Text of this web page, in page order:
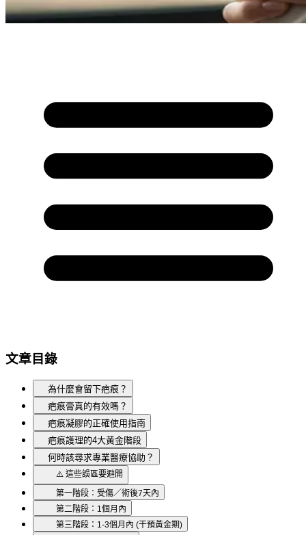
文章目錄
為什麼會留下疤痕？
疤痕膏真的有效嗎？
疤痕凝膠的正確使用指南
疤痕護理的4大黃金階段
何時該尋求專業醫療協助？
⚠️ 這些誤區要避開
第一階段：受傷／術後7天內
第二階段：1個月內
第三階段：1-3個月內 (干預黃金期)